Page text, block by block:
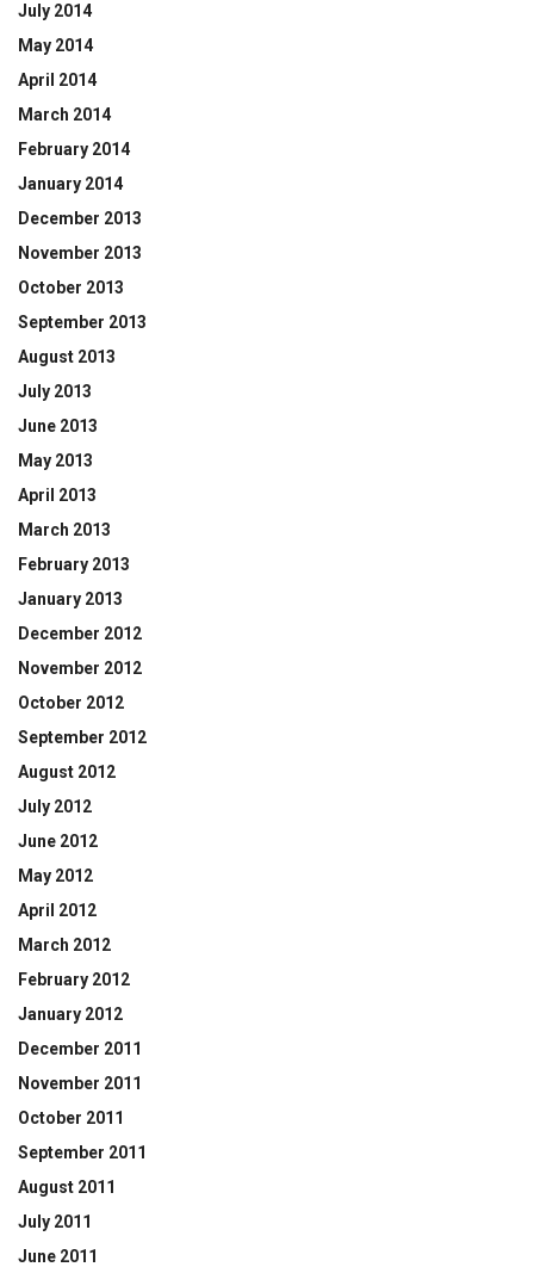
July 2014
May 2014
April 2014
March 2014
February 2014
January 2014
December 2013
November 2013
October 2013
September 2013
August 2013
July 2013
June 2013
May 2013
April 2013
March 2013
February 2013
January 2013
December 2012
November 2012
October 2012
September 2012
August 2012
July 2012
June 2012
May 2012
April 2012
March 2012
February 2012
January 2012
December 2011
November 2011
October 2011
September 2011
August 2011
July 2011
June 2011